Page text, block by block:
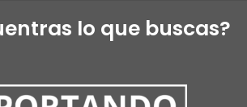
lo que buscas?